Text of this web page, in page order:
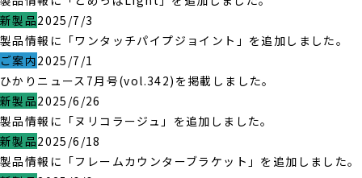
新製品2025/7/3
製品情報に「ワンタッチパイプジョイント」を追加しました。
ご案内2025/7/1
ひかりニュース7月号(vol.342)を掲載しました。
新製品2025/6/26
製品情報に「ヌリコラージュ」を追加しました。
新製品2025/6/18
製品情報に「フレームカウンターブラケット」を追加しました。